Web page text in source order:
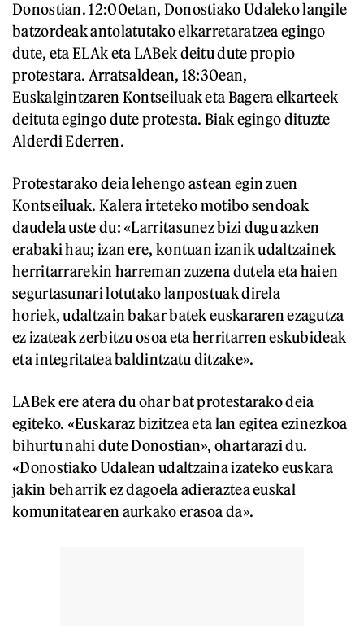
Donostian. 12:00etan, Donostiako Udaleko langile
batzordeak antolatutako elkarretaratzea egingo
dute, eta ELAk eta LABek deitu dute propio
protestara. Arratsaldean, 18:30ean,
Euskalgintzaren Kontseiluak eta Bagera elkarteek
deituta egingo dute protesta. Biak egingo dituzte
Alderdi Ederren.
Protestarako deia lehengo astean egin zuen
Kontseiluak. Kalera irteteko motibo sendoak
daudela uste du: «Larritasunez bizi dugu azken
erabaki hau; izan ere, kontuan izanik udaltzainek
herritarrarekin harreman zuzena dutela eta haien
segurtasunari lotutako lanpostuak direla
horiek, udaltzain bakar batek euskararen ezagutza
ez izateak zerbitzu osoa eta herritarren eskubideak
eta integritatea baldintzatu ditzake».
LABek ere atera du ohar bat protestarako deia
egiteko. «Euskaraz bizitzea eta lan egitea ezinezkoa
bihurtu nahi dute Donostian», ohartarazi du.
«Donostiako Udalean udaltzaina izateko euskara
jakin beharrik ez dagoela adieraztea euskal
komunitatearen aurkako erasoa da».